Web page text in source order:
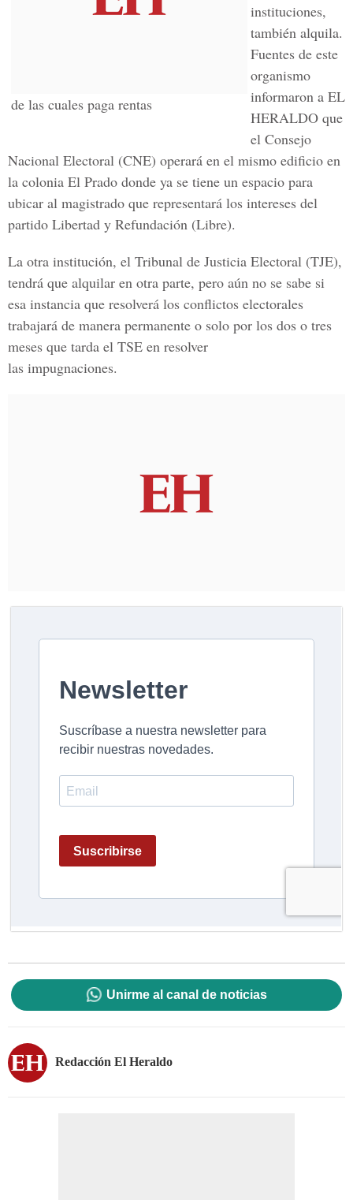
de las cuales paga rentas
instituciones,
también alquila.
Fuentes de este
organismo
informaron a EL
HERALDO que
el Consejo
Nacional Electoral (CNE) operará en el mismo edificio en
la colonia El Prado donde ya se tiene un espacio para
ubicar al magistrado que representará los intereses del
partido Libertad y Refundación (Libre).
La otra institución, el Tribunal de Justicia Electoral (TJE),
tendrá que alquilar en otra parte, pero aún no se sabe si
esa instancia que resolverá los conflictos electorales
trabajará de manera permanente o solo por los dos o tres
meses que tarda el TSE en resolver
las impugnaciones.
Unirme al canal de noticias
Redacción El Heraldo